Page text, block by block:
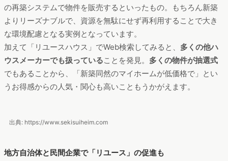
の再築システムで物件を販売するといったもの。もちろん新築
よりリーズナブルで、資源を無駄にせず再利用することで大き
な環境配慮となる実例となっています。
加えて「リユースハウス」でWeb検索してみると、 多くの他ハ
ウスメーカーでも扱っていることを発見。 多くの物件が抽選式
でもあることから、「新築同然のマイホームが低価格で」とい
うお得感からの人気・関心も高いこともうかがえます。